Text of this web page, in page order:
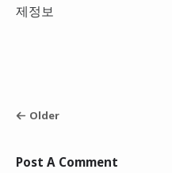
제정보
Older
Post A Comment